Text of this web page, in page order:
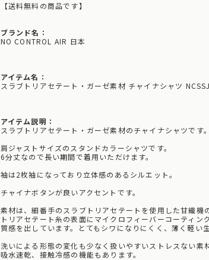
【送料無料の商品です】
ブランド名：
NO CONTROL AIR 日本
アイテム名：
スラブトリアセテート・ガーゼ素材 チャイナシャツ
アイテム説明：
スラブトリアセテート・ガーゼ素材のチャイナシャツです
肩ジャストサイズのスタンドカラーシャツです。
6分丈なので長い期間で着用いただけます。
袖は2枚袖になっており立体感のあるシルエット。
チャイナボタンが良いアクセントです。
素材は、細番手のスラブトリアセテートを使用した甘織機
トリアセテート糸の表面にマイクロフィーバーコーティン
質感を出しています。とてもシワになりにくく、薄く軽い
洗いによる形態の変化も少なく扱いやすいストレスない素
吸水速乾、接触冷感の機能もあります。